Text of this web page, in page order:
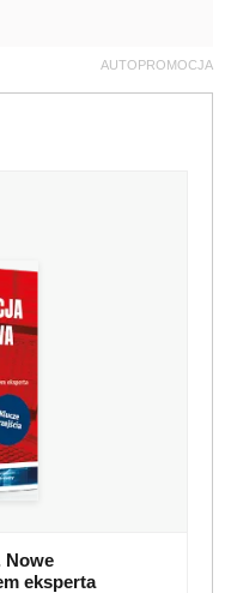
AUTOPROMOCJA
Nowe
eksperta